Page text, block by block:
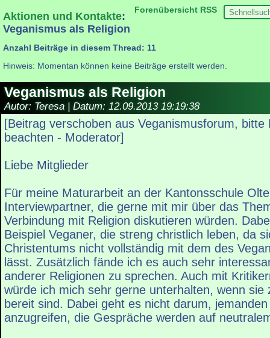
Forenübersicht RSS
Aktionen und Kontakte:
Veganismus als Religion
Anzahl Beiträge in diesem Thread: 11
Hinweis: Momentan können keine Beiträge erstellt werden.
Veganismus als Religion
Autor: Teresa | Datum: 12.09.2013 19:19:38
[Beitrag verschoben aus Veganismusforum, bitte
beachten - Moderator]
Liebe Mitglieder
Für meine Maturarbeit an der Kantonsschule
Interviewpartner, die gerne mit mir über das
Verbindung mit Religion diskutieren würden.
Beispiel Veganer, die streng christlich leben, da
Christentums nicht vollständig mit dem des
lässt. Zusätzlich fände ich es auch sehr
anderer Religionen zu sprechen. Auch mit
würde ich mich sehr gerne unterhalten, wenn sie
bereit sind. Dabei geht es nicht darum,
anzugreifen, die Gespräche werden auf